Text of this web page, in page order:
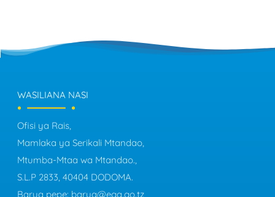
WASILIANA NASI
Ofisi ya Rais,
Mamlaka ya Serikali Mtandao,
Mtumba-Mtaa wa Mtandao.,
S.L.P 2833, 40404 DODOMA.
Barua pepe: barua@ega.go.tz